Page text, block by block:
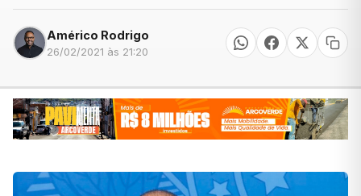
Américo Rodrigo
26/02/2021 às 21:20